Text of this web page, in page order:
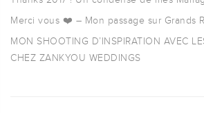
Merci vous ❤️ – Mon passage sur Grands
MON SHOOTING D’INSPIRATION AVEC
CHEZ ZANKYOU WEDDINGS